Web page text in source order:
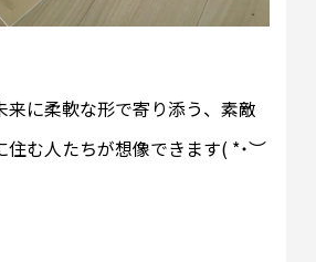
来に柔軟な形で寄り添う、素敵
住む人たちが想像できます( *˙︶